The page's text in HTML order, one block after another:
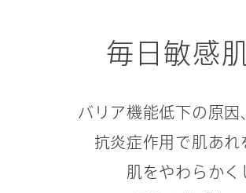
毎日敏感
バリア機能低下の原
抗炎症作用で肌あれ
肌をやわらかく